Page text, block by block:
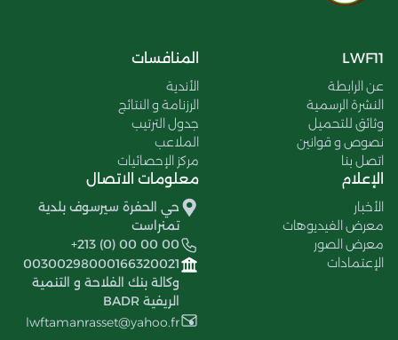
LWF11
عن الرابطة
النشرة الرسمية
وثائق للتحميل
نصوص و قوانين
اتصل بنا
المنافسات
الأندية
الرزنامة و النتائج
جدول الترتيب
الملاعب
مركز الإحصائيات
الإعلام
الأخبار
معرض الفيديوهات
معرض الصور
الإعتمادات
معلومات الاتصال
حي الحفرة سيرسوف بلدية
تمنراست
+213 (0) 00 00 00
00300298000166320021
وكالة بنك الفلاحة و التنمية
الريفية BADR
lwftamanrasset@yahoo.fr